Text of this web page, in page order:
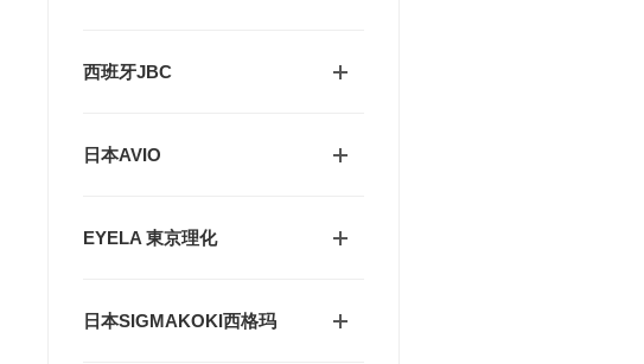
西班牙JBC
日本AVIO
EYELA 東京理化
日本SIGMAKOKI西格玛